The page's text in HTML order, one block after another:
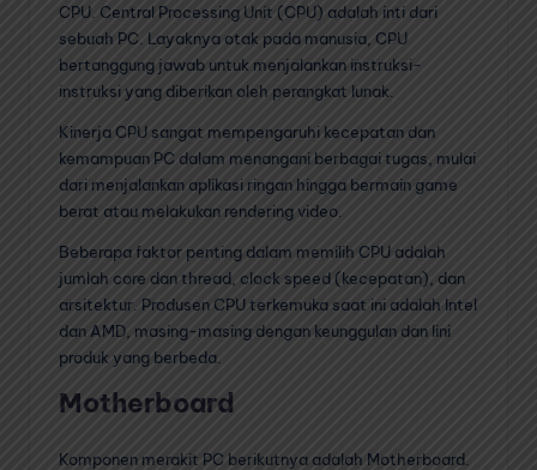
CPU. Central Processing Unit (CPU) adalah inti dari
sebuah PC. Layaknya otak pada manusia, CPU
bertanggung jawab untuk menjalankan instruksi-
instruksi yang diberikan oleh perangkat lunak.
Kinerja CPU sangat mempengaruhi kecepatan dan
kemampuan PC dalam menangani berbagai tugas, mulai
dari menjalankan aplikasi ringan hingga bermain game
berat atau melakukan rendering video.
Beberapa faktor penting dalam memilih CPU adalah
jumlah core dan thread, clock speed (kecepatan), dan
arsitektur. Produsen CPU terkemuka saat ini adalah Intel
dan AMD, masing-masing dengan keunggulan dan lini
produk yang berbeda.
Motherboard
Komponen merakit PC berikutnya adalah Motherboard.